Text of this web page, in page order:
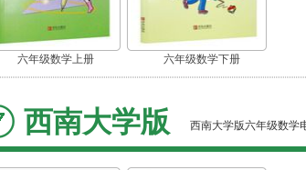
六年级数学上册 六年级数学下册
西南大学版 西南大学版六年级数学